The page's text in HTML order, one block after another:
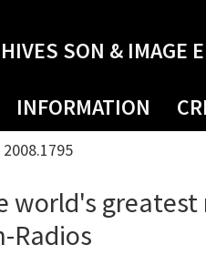
SON & IMAGE
INFORMATION
2008.1795
Radios